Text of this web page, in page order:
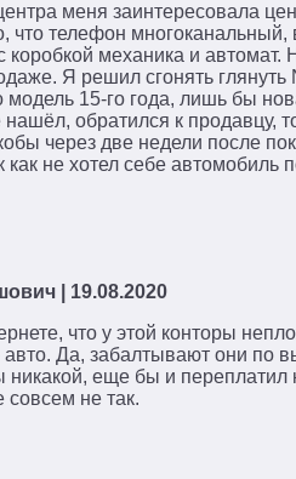
меня заинтересовала
что телефон многоканальный,
механика и автомат.
Я решил сгонять
модель 15-го года, лишь бы
обратился к продавцу,
через две недели после
как не хотел себе
| 19.08.2020
что у этой конторы
Да, забалтывают они по
никакой, еще бы и переплатил
совсем не так.